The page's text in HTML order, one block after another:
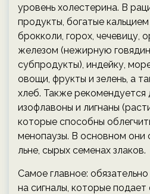
уровень холестерина. В
продукты, богатые
брокколи, горох, чечевицу,
железом (нежирную
субпродукты), индейку,
овощи, фрукты и зелень, а
хлеб. Также рекомендуется
изофлавоны и лигнаны
которые способны
менопаузы. В основном они
льне, сырых семенах злаков.
Самое главное:
на сигналы, которые подает